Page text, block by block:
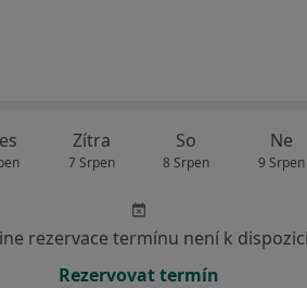
Zítra
7 Srpen
So
8 Srpen
Ne
9 Srpen
rezervace termínu není k dispozici
Rezervovat termín